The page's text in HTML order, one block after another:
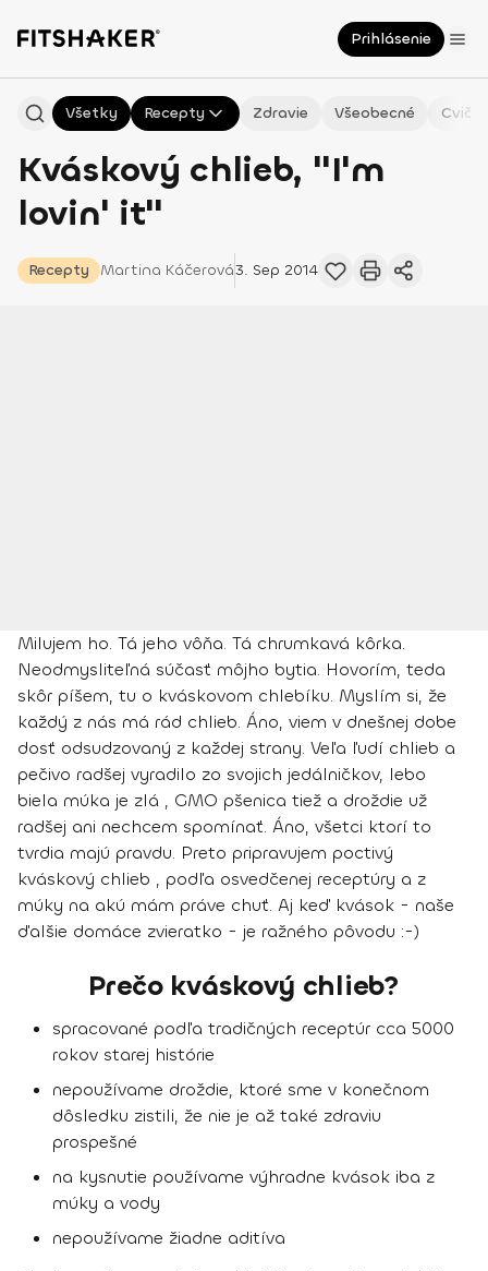
Prihlásenie
Všetky Recepty Zdravie Všeobecné
Kváskový chlieb, "I'm
lovin' it"
Recepty Martina Káčerová3. Sep 2014
Milujem ho. Tá jeho vôňa. Tá chrumkavá kôrka.
Neodmysliteľná súčasť môjho bytia. Hovorím, teda
skôr píšem, tu o kváskovom chlebíku. Myslím si, že
každý z nás má rád chlieb. Áno, viem v dnešnej dobe
dosť odsudzovaný z každej strany. Veľa ľudí chlieb a
pečivo radšej vyradilo zo svojich jedálničkov, lebo
biela múka je zlá , GMO pšenica tiež a droždie už
radšej ani nechcem spomínať. Áno, všetci ktorí to
tvrdia majú pravdu. Preto pripravujem poctivý
kváskový chlieb , podľa osvedčenej receptúry a z
múky na akú mám práve chuť. Aj keď kvások - naše
ďalšie domáce zvieratko - je ražného pôvodu :-)
Prečo kváskový chlieb?
spracované podľa tradičných receptúr cca 5000
rokov starej histórie
nepoužívame droždie, ktoré sme v konečnom
dôsledku zistili, že nie je až také zdraviu
prospešné
na kysnutie používame výhradne kvások iba z
múky a vody
nepoužívame žiadne aditíva